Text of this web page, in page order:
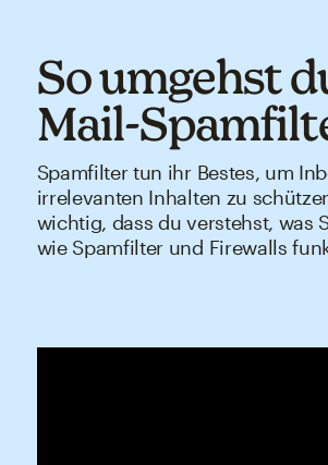
So umgehst
Mail-
Spamfilter tun ihr Bestes, um
irrelevanten Inhalten zu
wichtig, dass du verstehst, was
wie Spamfilter und Firewalls